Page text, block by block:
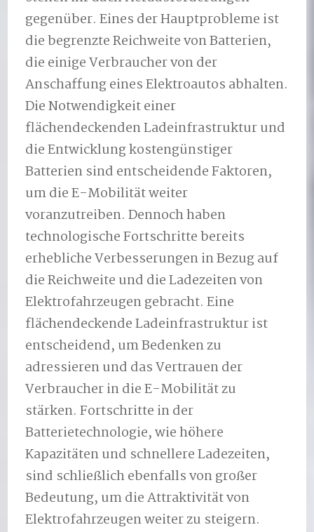
gegenüber. Eines der Hauptprobleme ist
die begrenzte Reichweite von Batterien,
die einige Verbraucher von der
Anschaffung eines Elektroautos abhalten.
Die Notwendigkeit einer
flächendeckenden Ladeinfrastruktur und
die Entwicklung kostengünstiger
Batterien sind entscheidende Faktoren,
um die E-Mobilität weiter
voranzutreiben. Dennoch haben
technologische Fortschritte bereits
erhebliche Verbesserungen in Bezug auf
die Reichweite und die Ladezeiten von
Elektrofahrzeugen gebracht. Eine
flächendeckende Ladeinfrastruktur ist
entscheidend, um Bedenken zu
adressieren und das Vertrauen der
Verbraucher in die E-Mobilität zu
stärken. Fortschritte in der
Batterietechnologie, wie höhere
Kapazitäten und schnellere Ladezeiten,
sind schließlich ebenfalls von großer
Bedeutung, um die Attraktivität von
Elektrofahrzeugen weiter zu steigern.